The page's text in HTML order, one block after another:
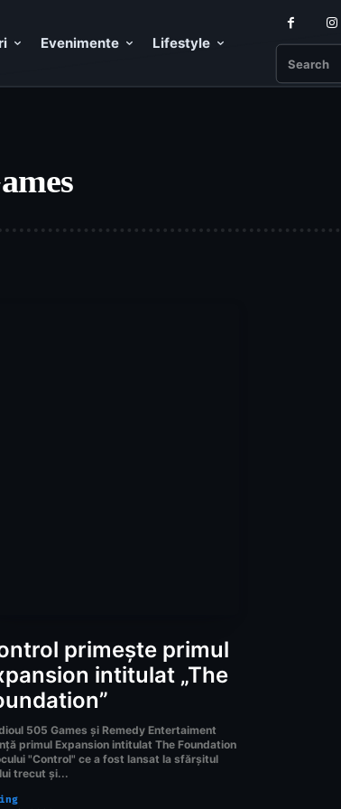
Evenimente Lifestyle
Search
primește primul
intitulat „The
505 Games și Remedy Entertaiment
primul Expansion intitulat The Foundation
"Control" ce a fost lansat la sfărșitul
trecut și...